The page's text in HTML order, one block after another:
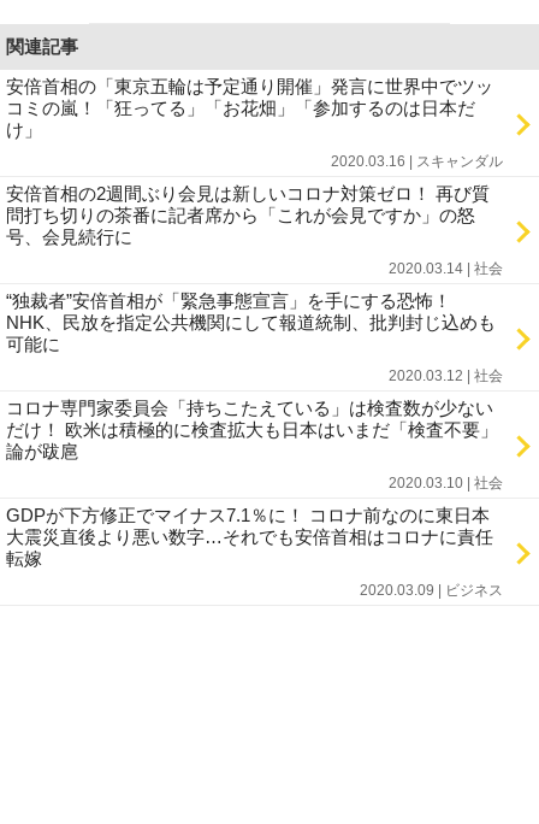
関連記事
安倍首相の「東京五輪は予定通り開催」発言に世界中でツッ
コミの嵐！「狂ってる」「お花畑」「参加するのは日本だ
け」
2020.03.16 | スキャンダル
安倍首相の2週間ぶり会見は新しいコロナ対策ゼロ！ 再び質
問打ち切りの茶番に記者席から「これが会見ですか」の怒
号、会見続行に
2020.03.14 | 社会
“独裁者”安倍首相が「緊急事態宣言」を手にする恐怖！
NHK、民放を指定公共機関にして報道統制、批判封じ込めも
可能に
2020.03.12 | 社会
コロナ専門家委員会「持ちこたえている」は検査数が少ない
だけ！ 欧米は積極的に検査拡大も日本はいまだ「検査不要」
論が跋扈
2020.03.10 | 社会
GDPが下方修正でマイナス7.1％に！ コロナ前なのに東日本
大震災直後より悪い数字…それでも安倍首相はコロナに責任
転嫁
2020.03.09 | ビジネス